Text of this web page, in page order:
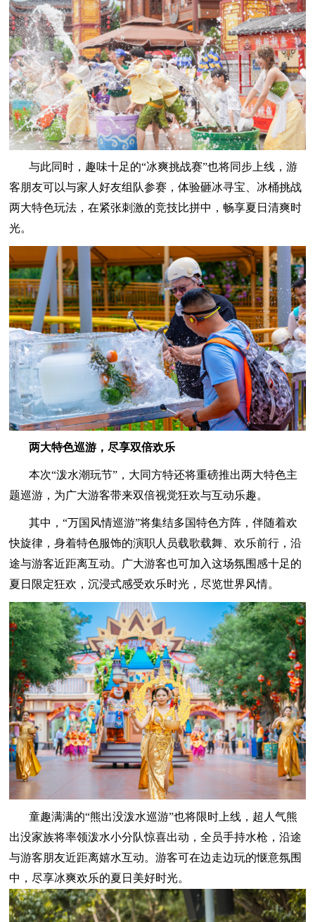
与此同时，趣味十足的“冰爽挑战赛”也将同步上线，游
客朋友可以与家人好友组队参赛，体验砸冰寻宝、冰桶挑战
两大特色玩法，在紧张刺激的竞技比拼中，畅享夏日清爽时
光。
两大特色巡游，尽享双倍欢乐
本次“泼水潮玩节”，大同方特还将重磅推出两大特色主
题巡游，为广大游客带来双倍视觉狂欢与互动乐趣。
其中，“万国风情巡游”将集结多国特色方阵，伴随着欢
快旋律，身着特色服饰的演职人员载歌载舞、欢乐前行，沿
途与游客近距离互动。广大游客也可加入这场氛围感十足的
夏日限定狂欢，沉浸式感受欢乐时光，尽览世界风情。
童趣满满的“熊出没泼水巡游”也将限时上线，超人气熊
出没家族将率领泼水小分队惊喜出动，全员手持水枪，沿途
与游客朋友近距离嬉水互动。游客可在边走边玩的惬意氛围
中，尽享冰爽欢乐的夏日美好时光。